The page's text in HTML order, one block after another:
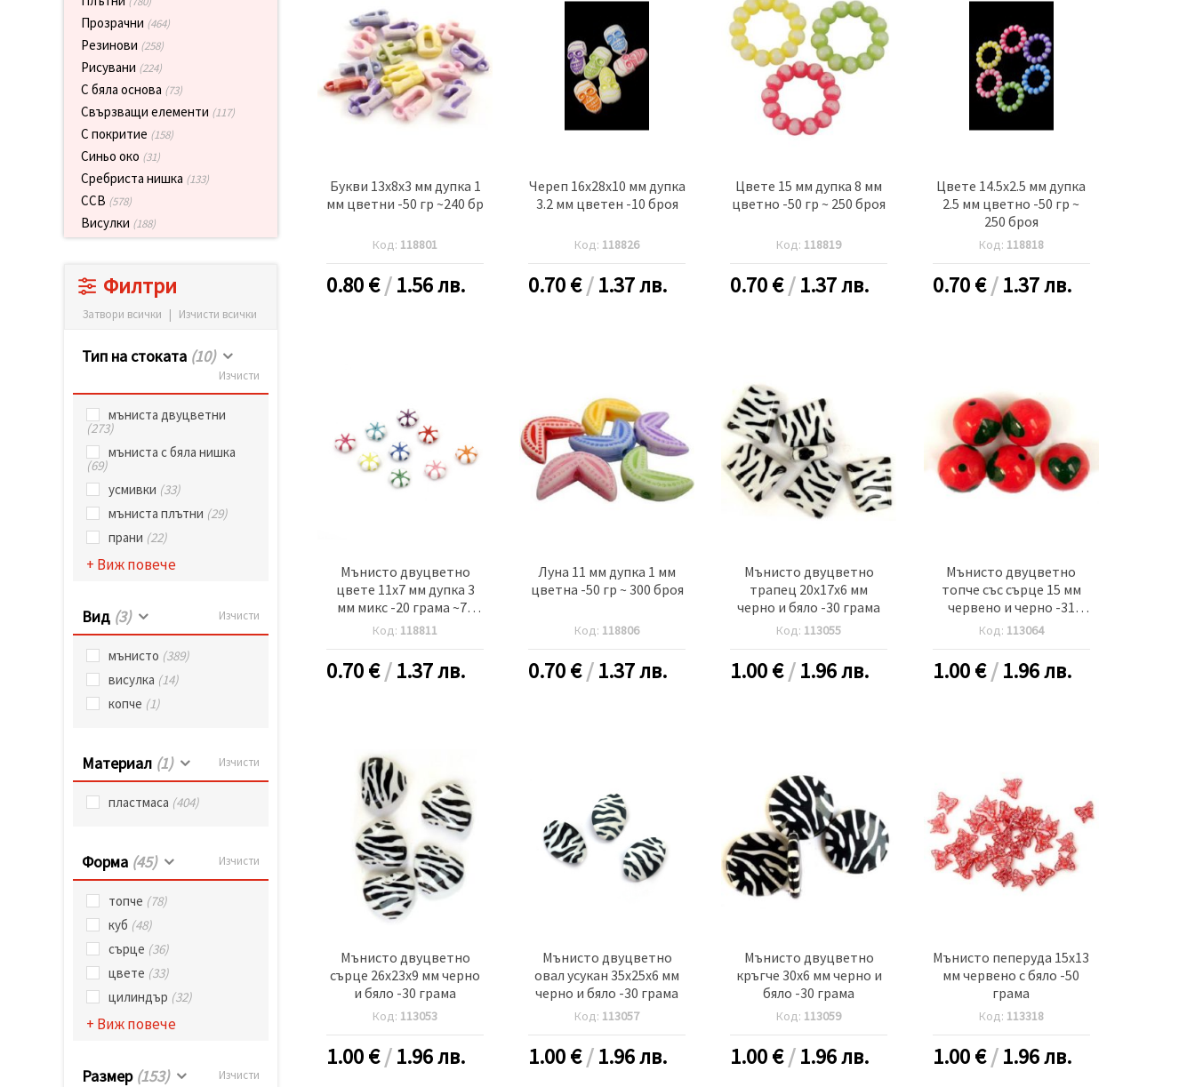
"бисквитки"
Прозрачни (464)
Резинови (258)
Рисувани (224)
С бяла основа (73)
Свързващи елементи (117)
С покритие (158)
Синьо око (31)
Сребриста нишка (133)
CCB (578)
Висулки (188)
Филтри
Затвори всички | Изчисти всички
Тип на стоката (10)
Изчисти
мъниста двуцветни
(273)
мъниста с бяла нишка
(69)
усмивки (33)
мъниста плътни (29)
прани (22)
+ Виж повече
Вид (3) Изчисти
мънисто (389)
висулка (14)
копче (1)
Материал (1) Изчисти
пластмаса (404)
Форма (45) Изчисти
топче (78)
куб (48)
сърце (36)
цвете (33)
цилиндър (32)
+ Виж повече
Размер (153) Изчисти
Букви 13x8x3 мм дупка 1
мм цветни -50 гр ~240 бр
Код: 118801
0.80€/1.56 лв.
Череп 16x28x10 мм дупка
3.2 мм цветен -10 броя
Код: 118826
0.70€/1.37 лв.
Цвете 15 мм дупка 8 мм
цветно -50 гр ~ 250 броя
Код: 118819
0.70€/1.37 лв.
Цвете 14.5x2.5 мм дупка
2.5 мм цветно -50 гр ~
250 броя
Код: 118818
0.70€/1.37 лв.
Мънисто двуцветно
цвете 11x7 мм дупка 3
мм микс -20 грама ~70
броя
Код: 118811
0.70€/1.37 лв.
Луна 11 мм дупка 1 мм
цветна -50 гр ~ 300 броя
Код: 118806
0.70€/1.37 лв.
Мънисто двуцветно
трапец 20x17x6 мм
черно и бяло -30 грама
Код: 113055
1.00€/1.96 лв.
Мънисто двуцветно
топче със сърце 15 мм
червено и черно -31
грама
Код: 113064
1.00€/1.96 лв.
Мънисто двуцветно
сърце 26x23x9 мм черно
и бяло -30 грама
Код: 113053
1.00€/1.96 лв.
Мънисто двуцветно
овал усукан 35x25x6 мм
черно и бяло -30 грама
Код: 113057
1.00€/1.96 лв.
Мънисто двуцветно
кръгче 30x6 мм черно и
бяло -30 грама
Код: 113059
1.00€/1.96 лв.
Мънисто пеперуда 15x13
мм червено с бяло -50
грама
Код: 113318
1.00€/1.96 лв.